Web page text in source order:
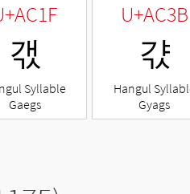
갟
Syllable
Gaegs
U+AC3B
갻
Hangul
Gyags